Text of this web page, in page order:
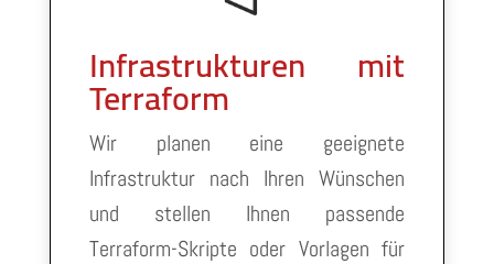
Infrastrukturen mit
Terraform
Wir planen eine geeignete
Infrastruktur nach Ihren Wünschen
und stellen Ihnen passende
Terraform-Skripte oder Vorlagen für